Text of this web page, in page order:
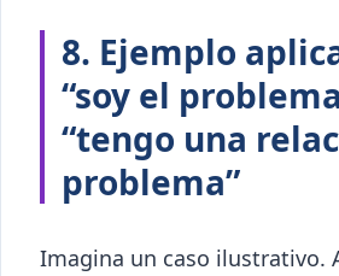
8. Ejemplo
“soy el
“tengo una
problema”
Imagina un caso ilustrativo.